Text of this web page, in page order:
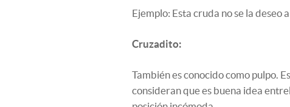
Ejemplo: Esta cruda no se la deseo
Cruzadito:
También es conocido como pulpo.
consideran que es buena idea